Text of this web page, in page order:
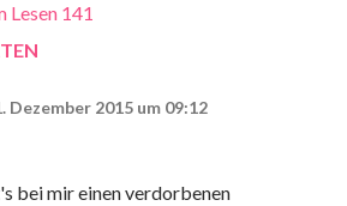
Lesen 141
Dezember 2015 um 09:12
bei mir einen verdorbenen